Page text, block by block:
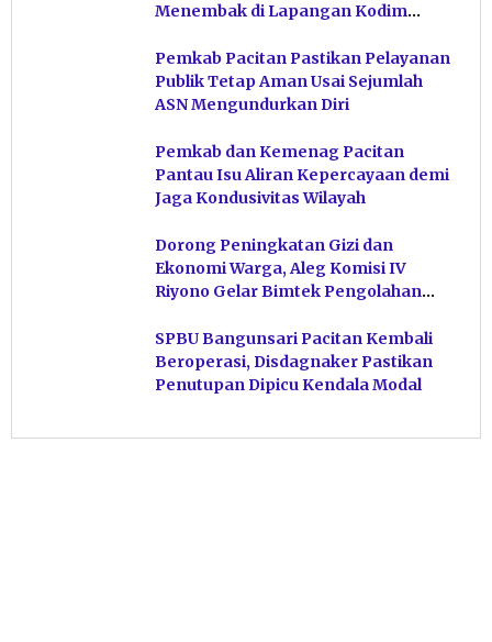
Menembak di Lapangan Kodim
Pemkab Pacitan Pastikan Pelayanan
Publik Tetap Aman Usai Sejumlah
ASN Mengundurkan Diri
Pemkab dan Kemenag Pacitan
Pantau Isu Aliran Kepercayaan demi
Jaga Kondusivitas Wilayah
Dorong Peningkatan Gizi dan
Ekonomi Warga, Aleg Komisi IV
Riyono Gelar Bimtek Pengolahan
SPBU Bangunsari Pacitan Kembali
Beroperasi, Disdagnaker Pastikan
Penutupan Dipicu Kendala Modal